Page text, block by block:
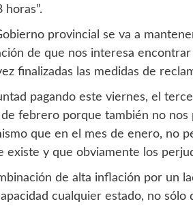
provincial se va a
de que nos interesa
finalizadas las medidas de
pagando este viernes, el
febrero porque también no nos
que en el mes de enero, no
y que obviamente los
de alta inflación por un
cualquier estado, no sólo